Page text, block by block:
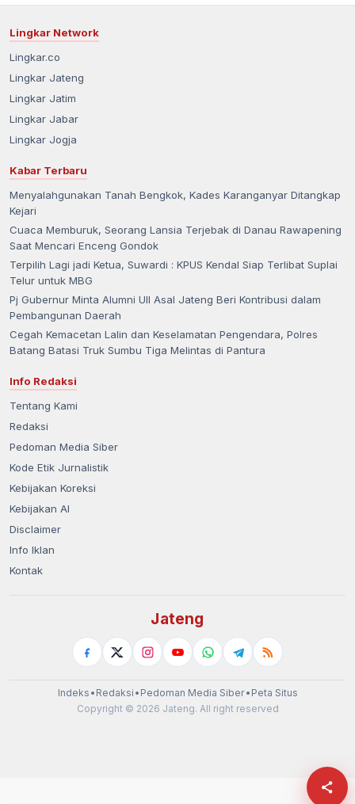
Lingkar Network
Lingkar.co
Lingkar Jateng
Lingkar Jatim
Lingkar Jabar
Lingkar Jogja
Kabar Terbaru
Menyalahgunakan Tanah Bengkok, Kades Karanganyar Ditangkap
Kejari
Cuaca Memburuk, Seorang Lansia Terjebak di Danau Rawapening
Saat Mencari Enceng Gondok
Terpilih Lagi jadi Ketua, Suwardi : KPUS Kendal Siap Terlibat Suplai
Telur untuk MBG
Pj Gubernur Minta Alumni UII Asal Jateng Beri Kontribusi dalam
Pembangunan Daerah
Cegah Kemacetan Lalin dan Keselamatan Pengendara, Polres
Batang Batasi Truk Sumbu Tiga Melintas di Pantura
Info Redaksi
Tentang Kami
Redaksi
Pedoman Media Siber
Kode Etik Jurnalistik
Kebijakan Koreksi
Kebijakan AI
Disclaimer
Info Iklan
Kontak
Jateng
Indeks • Redaksi • Pedoman Media Siber• Peta Situs
Copyright © 2026 Jateng. All right reserved